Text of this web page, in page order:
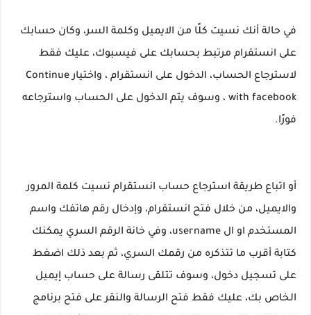
في حالة أنك نسيت كلًا من الايميل وكلمة السر، وكان حسابك
على انستقرام مرتبط بحسابك على فيسبوك، عليك فقط
لاسترجاع الحساب، الدخول على انستقرام ، واختيار Continue
with facebook ، وسوف يتم الدخول على الحساب واسترجاعه
فورًا.
أو اتباع طريقة استرجاع حساب انستقرام نسيت كلمة المرور
والايميل، من خلال فتح انستقرام، وإدخال رقم هاتفك واسم
المستخدم او ال username، وفي خانة الرقم السري يمكنك
كتابة أقرب ما تتذكره من رقمك السري، ثم بعد ذلك اضغط
على تسجيل دخول، وسوف تتلقى رسالة على حساب إيميل
الخاص بك، عليك فقط فتح الرسالة والنقر على فتح برنامج